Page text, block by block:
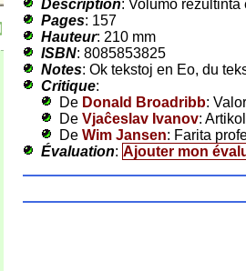
Description: Volumo
Pages: 157
Hauteur: 210 mm
ISBN: 8085853825
Notes: Ok tekstoj en Eo, du
Critique:
De Donald Broadribb:
De Vjaĉeslav Ivanov:
De Wim Jansen: Farita
Évaluation: Ajouter mon